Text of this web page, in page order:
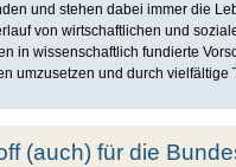
und stehen dabei immer die
von wirtschaftlichen und
in wissenschaftlich fundierte
umzusetzen und durch
(auch) für die